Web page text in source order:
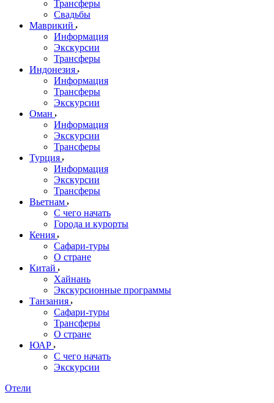
Трансферы
Свадьбы
Маврикий
Информация
Экскурсии
Трансферы
Индонезия
Информация
Трансферы
Экскурсии
Оман
Информация
Экскурсии
Трансферы
Турция
Информация
Экскурсии
Трансферы
Вьетнам
С чего начать
Города и курорты
Кения
Сафари-туры
О стране
Китай
Хайнань
Экскурсионные программы
Танзания
Сафари-туры
Трансферы
О стране
ЮАР
С чего начать
Экскурсии
Отели